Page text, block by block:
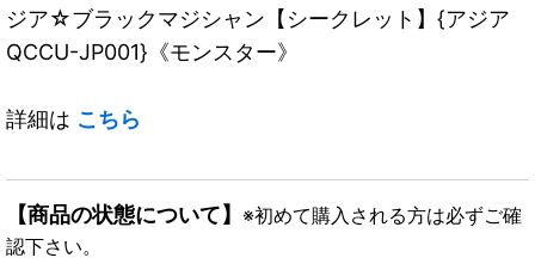
ジア☆ブラックマジシャン【シークレット】{アジア
QCCU-JP001}《モンスター》
詳細は こちら
【商品の状態について】 ※初めて購入される方は必ずご確
認下さい。